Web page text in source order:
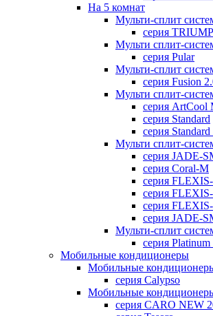
На 5 комнат
Мульти-сплит
серия
Мульти сплит-
серия Pular
Мульти-сплит
серия Fusion
Мульти сплит-
серия ArtCool
серия Standard
серия Standard
Мульти сплит-
серия JADE-
серия Coral-M
серия
серия
серия
серия JADE-
Мульти-сплит
серия
Мобильные кондиционеры
Мобильные
серия Calypso
Мобильные
серия CARO NEW